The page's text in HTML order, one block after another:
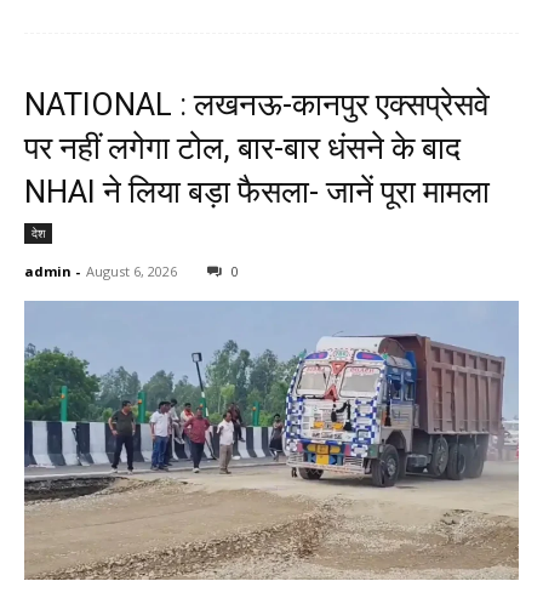
NATIONAL : लखनऊ-कानपुर एक्सप्रेसवे
पर नहीं लगेगा टोल, बार-बार धंसने के बाद
NHAI ने लिया बड़ा फैसला- जानें पूरा मामला
देश
admin - August 6, 2026 0